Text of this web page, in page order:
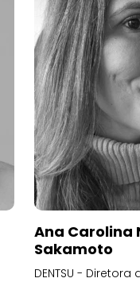
Ana Carolina
Sakamoto
DENTSU -